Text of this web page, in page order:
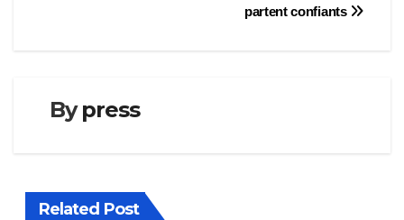
partent confiants
Bypress
Related Post